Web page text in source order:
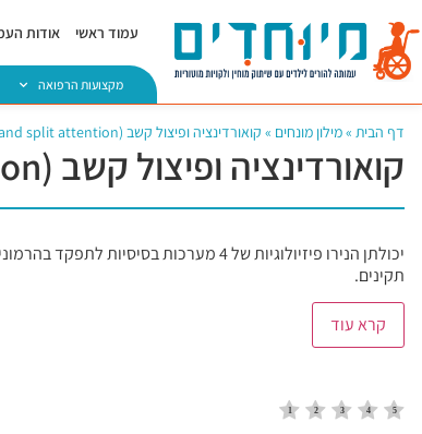
עמוד ראשי אודות
מקצועות הרפואה
דף הבית »מילון מונחים » קואורדינציה ופיצול קשב (Coordination and split attention)
קואורדינציה ופיצול קשב (Coordination and split attention)
יכולתן הנירו פיזיולוגיות של 4
תקינים.
קרא עוד